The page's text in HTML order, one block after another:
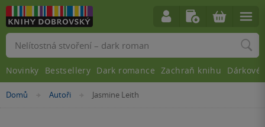
Nacházíte
Domů »Autoři »Jasmine Leith
Vyhledávání
Novinky Bestsellery Dark romance Zachraň knihu Dárkové